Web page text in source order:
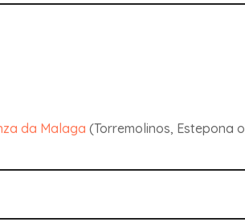
da Malaga (Torremolinos, Estepona o